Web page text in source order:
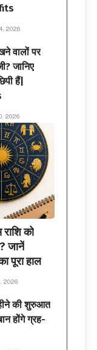
2026
वालों पर
जानिए
हैं|
2026
को
जानें
पूरा हाल
2026
की शुरुआत
होंगे ग्रह-